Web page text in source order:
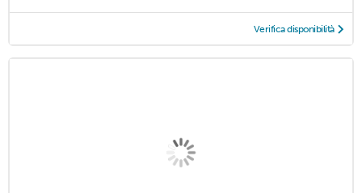
Verifica disponibilità